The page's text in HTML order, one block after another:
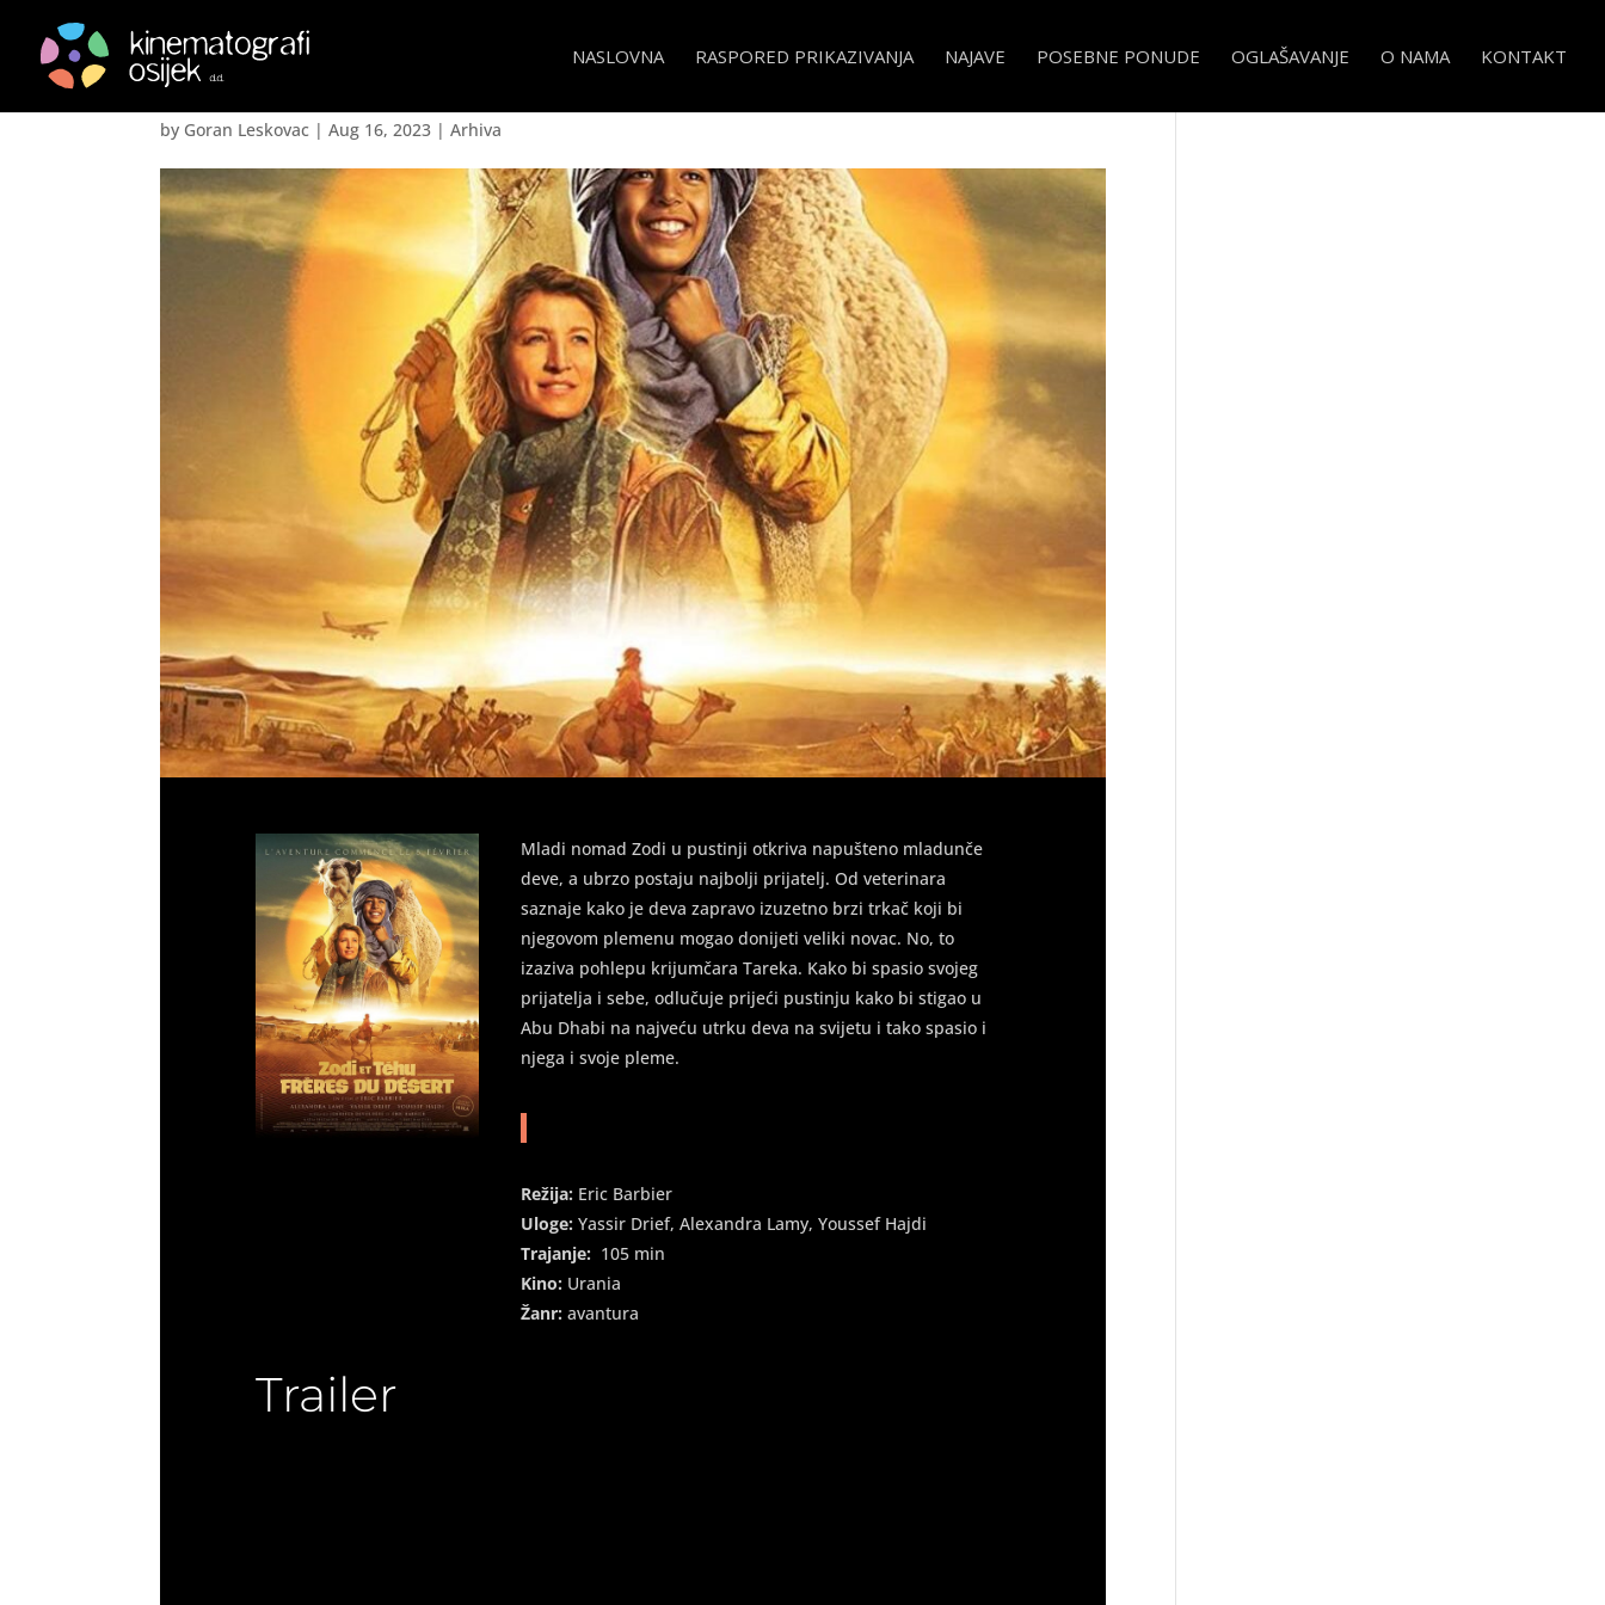
NASLOVNA RASPORED PRIKAZIVANJA NAJAVE POSEBNE PONUDE OGLAŠAVANJE O NAMA KONTAKT
Prinčevi pustinje – Zodi & Tehu, frères du désert
by Goran Leskovac |Aug 16, 2023 |Arhiva
Mladi nomad Zodi u pustinji otkriva napušteno mladunče
deve, a ubrzo postaju najbolji prijatelj. Od veterinara
saznaje kako je deva zapravo izuzetno brzi trkač koji bi
njegovom plemenu mogao donijeti veliki novac. No, to
izaziva pohlepu krijumčara Tareka. Kako bi spasio svojeg
prijatelja i sebe, odlučuje prijeći pustinju kako bi stigao u
Abu Dhabi na najveću utrku deva na svijetu i tako spasio i
njega i svoje pleme.
Režija: Eric Barbier
Uloge: Yassir Drief, Alexandra Lamy, Youssef Hajdi
Trajanje: 105 min
Kino: Urania
Žanr: avantura
Trailer